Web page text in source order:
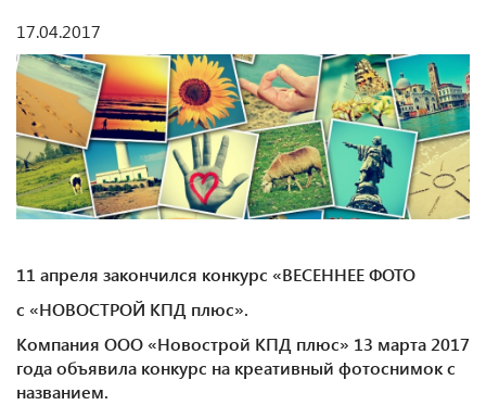
17.04.2017
11 апреля закончился конкурс «ВЕСЕННЕЕ ФОТО
с «НОВОСТРОЙ КПД плюс».
Компания ООО «Новострой КПД плюс» 13 марта 2017
года объявила конкурс на креативный фотоснимок с
названием.